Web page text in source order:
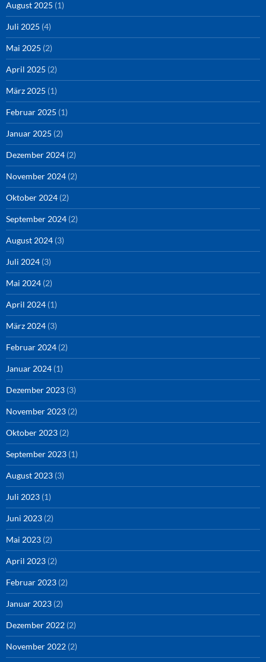
August 2025 (1)
Juli 2025 (4)
Mai 2025 (2)
April 2025 (2)
März 2025 (1)
Februar 2025 (1)
Januar 2025 (2)
Dezember 2024 (2)
November 2024 (2)
Oktober 2024 (2)
September 2024 (2)
August 2024 (3)
Juli 2024 (3)
Mai 2024 (2)
April 2024 (1)
März 2024 (3)
Februar 2024 (2)
Januar 2024 (1)
Dezember 2023 (3)
November 2023 (2)
Oktober 2023 (2)
September 2023 (1)
August 2023 (3)
Juli 2023 (1)
Juni 2023 (2)
Mai 2023 (2)
April 2023 (2)
Februar 2023 (2)
Januar 2023 (2)
Dezember 2022 (2)
November 2022 (2)